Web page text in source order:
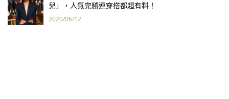
兒」，人氣完勝連穿搭都超有料！
2020/06/12